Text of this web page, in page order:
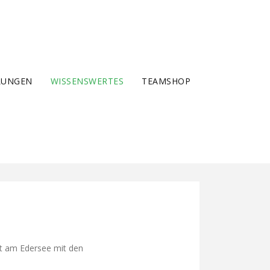
WISSENSWERTES TEAMSHOP
am Edersee mit den